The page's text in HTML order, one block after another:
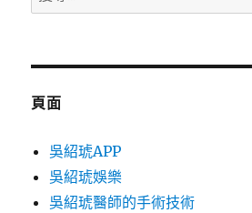
尋
鍵
頁面
吳紹琥APP
吳紹琥娛樂
吳紹琥醫師的手術技術